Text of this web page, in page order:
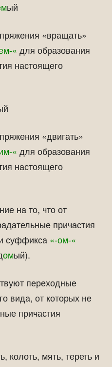
ый
«вращать»
« для образования
настоящего
«двигать»
« для образования
настоящего
на то, что от
причастия
суффикса «-ом-«
омый).
переходные
вида, от которых не
причастия
колоть, мять, тереть и